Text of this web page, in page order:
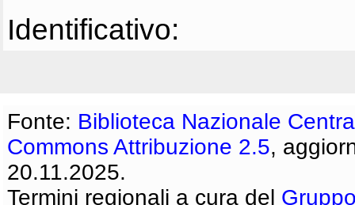
Identificativo:
Fonte: Biblioteca Nazionale
Commons Attribuzione 2.5,
20.11.2025.
Termini regionali a cura del